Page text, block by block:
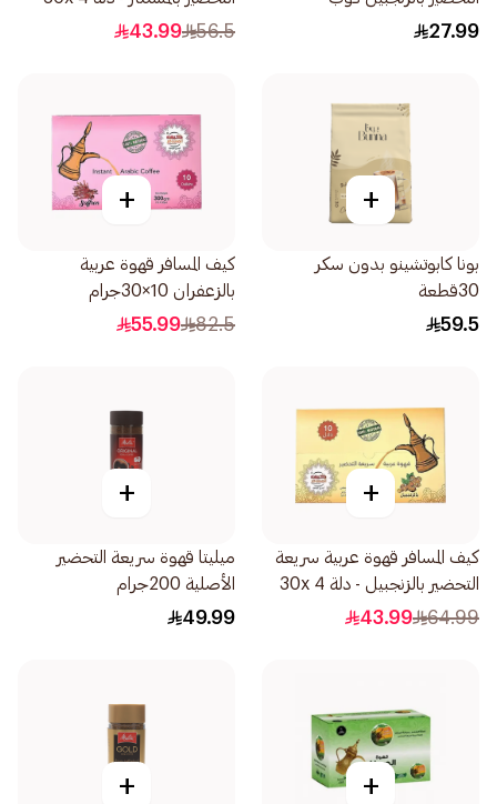
12×5جرام
27.99
جرام
56.5
43.99
+
بونا كابوتشينو بدون سكر
30قطعة
59.5
+
كيف المسافر قهوة عربية
بالزعفران 10×30جرام
82.5
55.99
+
كيف المسافر قهوة عربية سريعة
التحضير بالزنجبيل - دلة 30x 4
جرام
64.99
43.99
+
ميليتا قهوة سريعة التحضير
الأصلية 200جرام
49.99
+
+